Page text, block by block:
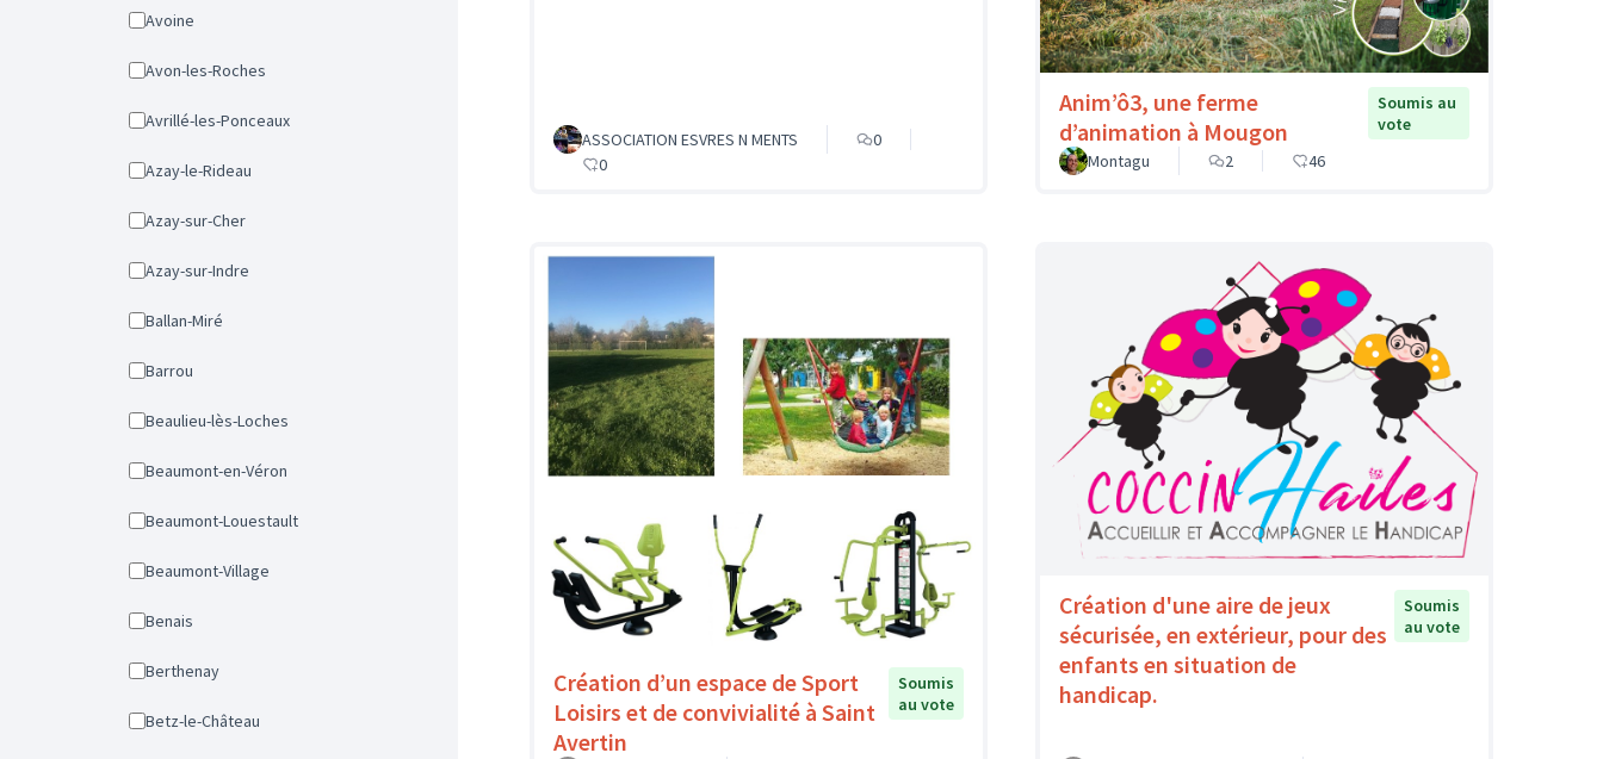
Avoine
Avon-les-Roches
Avrillé-les-Ponceaux
Azay-le-Rideau
Azay-sur-Cher
Azay-sur-Indre
Ballan-Miré
Barrou
Beaulieu-lès-Loches
Beaumont-en-Véron
Beaumont-Louestault
Beaumont-Village
Benais
Berthenay
Betz-le-Château
ASSOCIATION ESVRES N MENTS
0
0
Anim’ô3, une ferme
d’animation à Mougon
Soumis au
vote
Montagu
2 46
Création d’un espace de Sport
Loisirs et de convivialité à Saint
Avertin
Soumis
au vote
Création d'une aire de jeux
sécurisée, en extérieur, pour des
enfants en situation de
handicap.
Soumis
au vote